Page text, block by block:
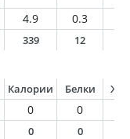
4.9 0.3
339 12
Калории Белки
0 0
0 0